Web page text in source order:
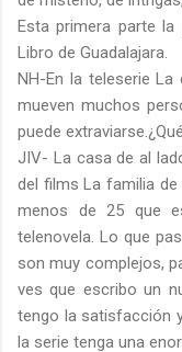
Esta primera parte la
Libro de Guadalajara.
NH-En la teleserie
mueven muchos
puede
JIV- La casa de al
del films La familia de
menos de 25 que
telenovela. Lo que
son muy complejos,
ves que escribo un
tengo la satisfacción
la serie tenga una